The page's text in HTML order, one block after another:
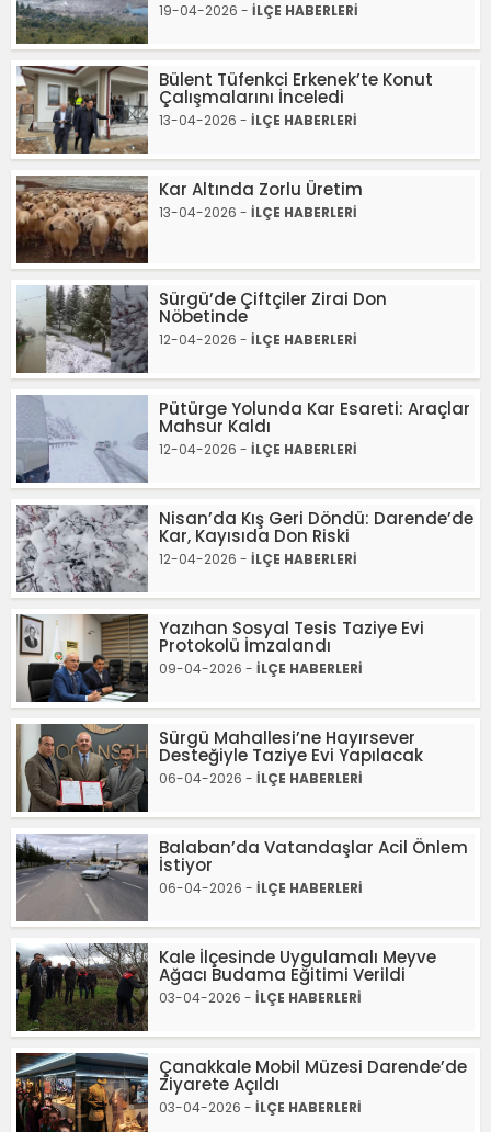
19-04-2026 - İLÇE HABERLERİ
Bülent Tüfenkci Erkenek’te Konut
Çalışmalarını İnceledi
13-04-2026 - İLÇE HABERLERİ
Kar Altında Zorlu Üretim
13-04-2026 - İLÇE HABERLERİ
Sürgü’de Çiftçiler Zirai Don
Nöbetinde
12-04-2026 - İLÇE HABERLERİ
Pütürge Yolunda Kar Esareti: Araçlar
Mahsur Kaldı
12-04-2026 - İLÇE HABERLERİ
Nisan’da Kış Geri Döndü: Darende’de
Kar, Kayısıda Don Riski
12-04-2026 - İLÇE HABERLERİ
Yazıhan Sosyal Tesis Taziye Evi
Protokolü İmzalandı
09-04-2026 - İLÇE HABERLERİ
Sürgü Mahallesi’ne Hayırsever
Desteğiyle Taziye Evi Yapılacak
06-04-2026 - İLÇE HABERLERİ
Balaban’da Vatandaşlar Acil Önlem
İstiyor
06-04-2026 - İLÇE HABERLERİ
Kale İlçesinde Uygulamalı Meyve
Ağacı Budama Eğitimi Verildi
03-04-2026 - İLÇE HABERLERİ
Çanakkale Mobil Müzesi Darende’de
Ziyarete Açıldı
03-04-2026 - İLÇE HABERLERİ